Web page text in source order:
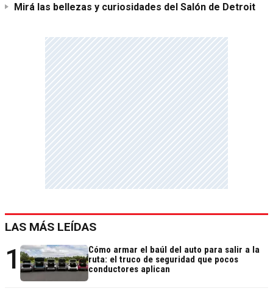
Mirá las bellezas y curiosidades del Salón de Detroit
LAS MÁS LEÍDAS
1
Cómo armar el baúl del auto para salir a la
ruta: el truco de seguridad que pocos
conductores aplican